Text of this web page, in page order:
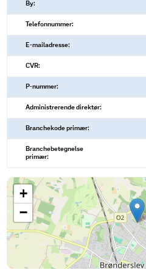
By:
Telefonnummer:
E-mailadresse:
CVR:
P-nummer:
Administrerende direktør:
Branchekode primær:
Branchebetegnelse
primær:
+
−